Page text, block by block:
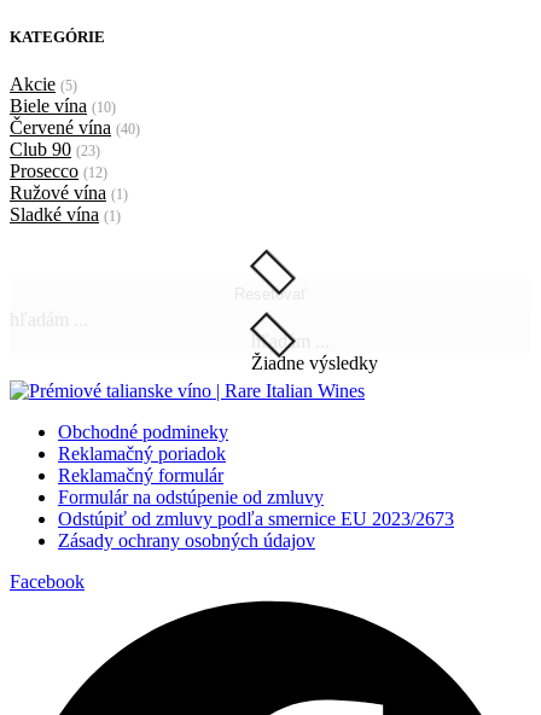
KATEGÓRIE
Akcie (5)
Biele vína (10)
Červené vína (40)
Club 90 (23)
Prosecco (12)
Ružové vína (1)
Sladké vína (1)
Resetovať
hľadám ...
Žiadne výsledky
Obchodné podmineky
Reklamačný poriadok
Reklamačný formulár
Formulár na odstúpenie od zmluvy
Odstúpiť od zmluvy podľa smernice EU 2023/2673
Zásady ochrany osobných údajov
Facebook